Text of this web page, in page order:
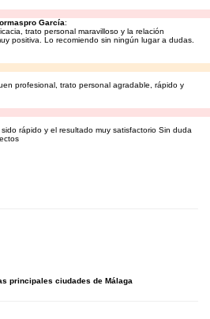
García:
trato personal maravilloso y la relación
positiva. Lo recomiendo sin ningún lugar a dudas.
profesional, trato personal agradable, rápido y
rápido y el resultado muy satisfactorio Sin duda
principales ciudades de Málaga